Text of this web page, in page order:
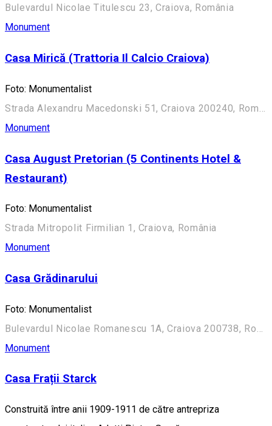
Bulevardul Nicolae Titulescu 23, Craiova, România
Monument
Casa Mirică (Trattoria Il Calcio Craiova)
Foto: Monumentalist
Monument
Casa August Pretorian (5 Continents Hotel &
Restaurant)
Foto: Monumentalist
Strada Mitropolit Firmilian 1, Craiova, România
Monument
Casa Grădinarului
Foto: Monumentalist
Monument
Casa Frații Starck
Construită între anii 1909-1911 de către antrepriza